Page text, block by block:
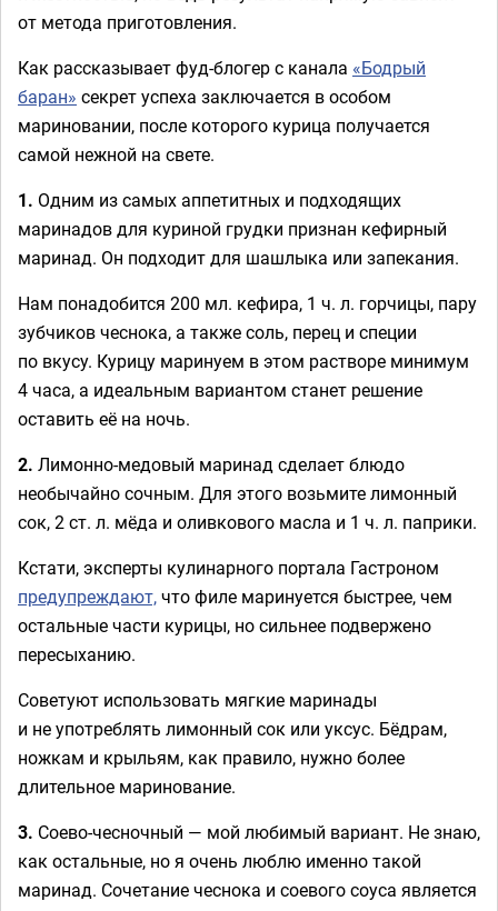
от метода приготовления.
Как рассказывает фуд-блогер с канала «Бодрый
баран» секрет успеха заключается в особом
мариновании, после которого курица получается
самой нежной на свете.
1. Одним из самых аппетитных и подходящих
маринадов для куриной грудки признан кефирный
маринад. Он подходит для шашлыка или запекания.
Нам понадобится 200 мл. кефира, 1 ч. л. горчицы, пару
зубчиков чеснока, а также соль, перец и специи
по вкусу. Курицу маринуем в этом растворе минимум
4 часа, а идеальным вариантом станет решение
оставить её на ночь.
2. Лимонно-медовый маринад сделает блюдо
необычайно сочным. Для этого возьмите лимонный
сок, 2 ст. л. мёда и оливкового масла и 1 ч. л. паприки.
Кстати, эксперты кулинарного портала Гастроном
предупреждают,что филе маринуется быстрее, чем
остальные части курицы, но сильнее подвержено
пересыханию.
Советуют использовать мягкие маринады
и не употреблять лимонный сок или уксус. Бёдрам,
ножкам и крыльям, как правило, нужно более
длительное маринование.
3. Соево-чесночный — мой любимый вариант. Не знаю,
как остальные, но я очень люблю именно такой
маринад. Сочетание чеснока и соевого соуса является